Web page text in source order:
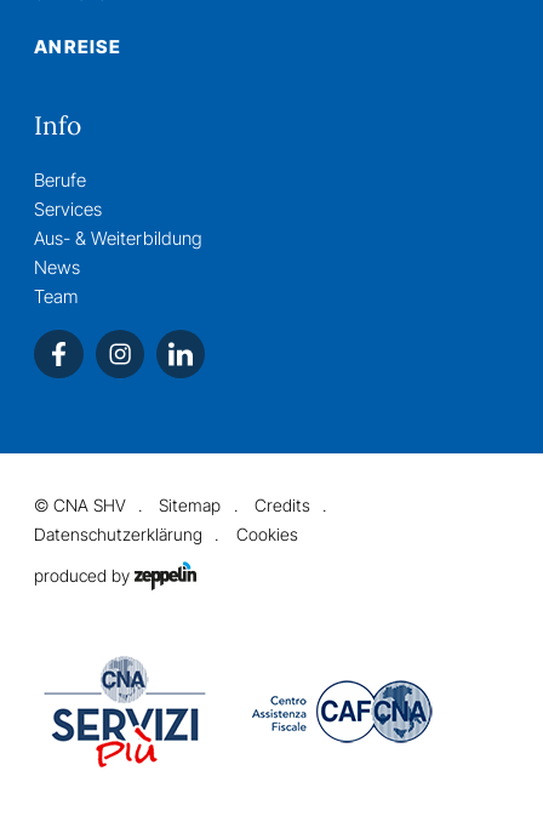
ANREISE
Info
Berufe
Services
Aus- & Weiterbildung
News
Team
©CNA SHV Sitemap
Credits
Datenschutzerklärung
Cookies
produced by